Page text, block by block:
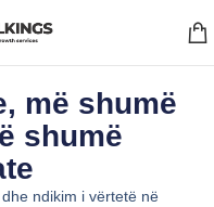
më shumë
shumë
ndikim i vërtetë në